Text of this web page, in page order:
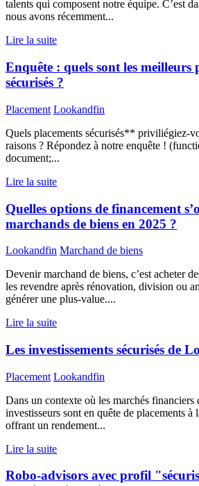
talents qui composent notre équipe. C’est
nous avons récemment...
Lire la suite
Enquête : quels sont les meilleurs
sécurisés ?
Placement Lookandfin
Quels placements sécurisés** priviliégiez-
raisons ? Répondez à notre enquête !
document;...
Lire la suite
Quelles options de financement
marchands de biens en 2025 ?
Lookandfin Marchand de biens
Devenir marchand de biens, c’est acheter
les revendre après rénovation, division ou
générer une plus-value....
Lire la suite
Les investissements sécurisés de
Placement Lookandfin
Dans un contexte où les marchés financiers
investisseurs sont en quête de placements à
offrant un rendement...
Lire la suite
Robo-advisors avec profil